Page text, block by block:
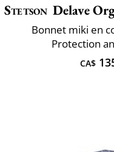
Stetson Delave
Bonnet miki en
Protection
CA$